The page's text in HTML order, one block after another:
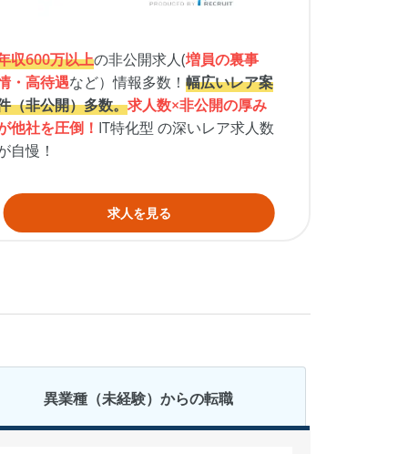
収600万以上の非公開求人(増員の裏事
・高待遇など）情報多数！幅広いレア案
（非公開）多数。求人数×非公開の厚み
他社を圧倒！ IT特化型 の深いレア求人数
自慢！
求人を見る
異業種（未経験） からの転職